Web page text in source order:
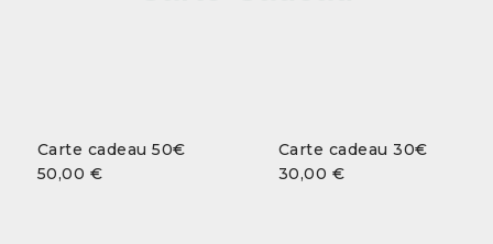
Carte cadeau 50€
50,00 €
Carte cadeau 30€
30,00 €